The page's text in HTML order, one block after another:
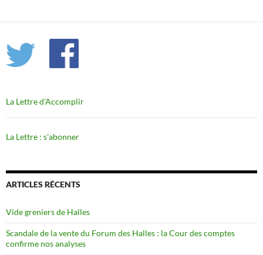
La Lettre d'Accomplir
La Lettre : s'abonner
ARTICLES RÉCENTS
Vide greniers de Halles
Scandale de la vente du Forum des Halles : la Cour des comptes
confirme nos analyses